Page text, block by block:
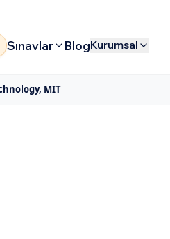
Sınavlar BlogKurumsal
MIT